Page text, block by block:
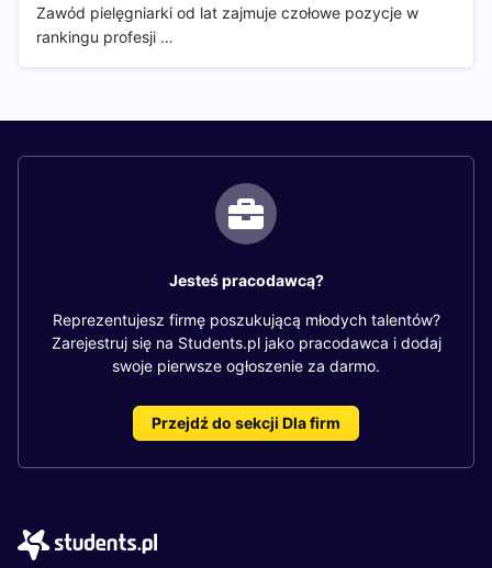
Zawód pielęgniarki od lat zajmuje czołowe pozycje w
rankingu profesji …
Jesteś pracodawcą?
Reprezentujesz firmę poszukującą młodych talentów?
Zarejestruj się na Students.pl jako pracodawca i dodaj
swoje pierwsze ogłoszenie za darmo.
Przejdź do sekcji Dla firm